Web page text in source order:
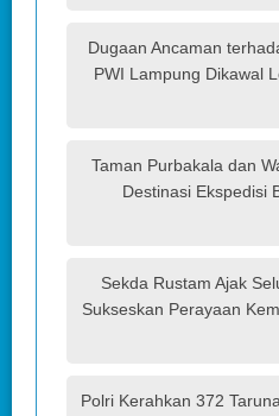
Dugaan Ancaman
PWI Lampung Dikawal
Taman Purbakala dan
Destinasi Ekspedisi
Sekda Rustam Ajak
Sukseskan Perayaan
Polri Kerahkan 372